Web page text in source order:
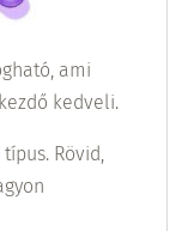
ami
kedveli.
Rövid,